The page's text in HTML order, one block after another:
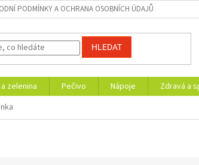
PODMÍNKY A OCHRANA OSOBNÍCH ÚDAJŮ
HLEDAT
zelenina Pečivo Nápoje Zdravá a